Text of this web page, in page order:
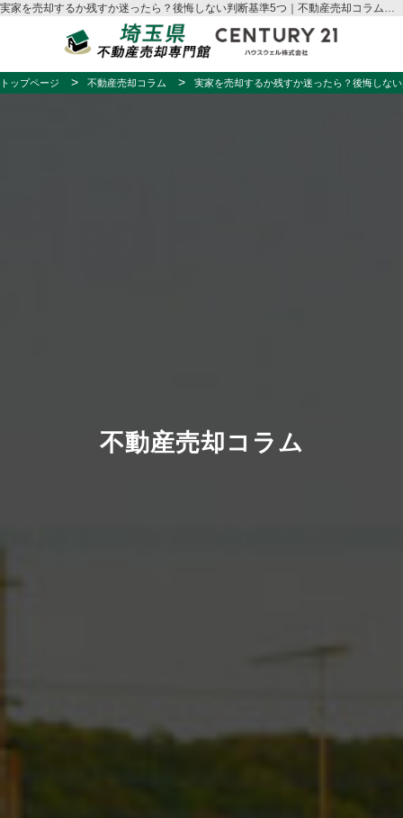
実家を売却するか残すか迷ったら？後悔しない判断基準5つ｜不動産売却コラム｜さいたま市・埼玉県の不動産売却はハウスウェル
トップページ 不動産売却コラム 実家を売却するか残すか迷ったら？後悔しな
不動産売却コラム